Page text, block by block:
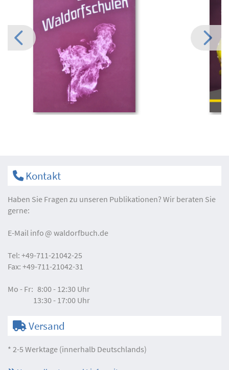
Kontakt
Haben Sie Fragen zu unseren Publikationen? Wir beraten Sie
gerne:
E-Mail info waldorfbuch.de
Tel: +49-711-21042-25
Fax: +49-711-21042-31
Mo - Fr: 8:00 - 12:30 Uhr
13:30 - 17:00 Uhr
Versand
* 2-5 Werktage (innerhalb Deutschlands)